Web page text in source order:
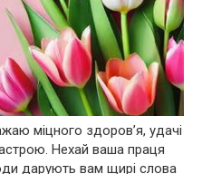
міцного здоров’я, удачі
Нехай ваша праця
дарують вам щирі слова